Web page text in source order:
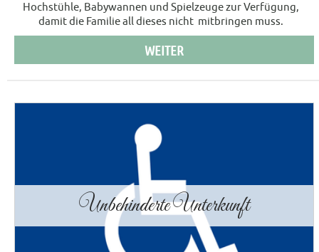
Hochstühle, Babywannen und Spielzeuge zur Verfügung,
damit die Familie all dieses nicht mitbringen muss.
WEITER
Unbehinderte Unterkunft